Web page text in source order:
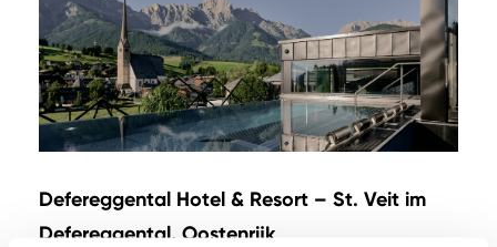
Defereggental Hotel & Resort – St. Veit im
Defereggental, Oostenrijk